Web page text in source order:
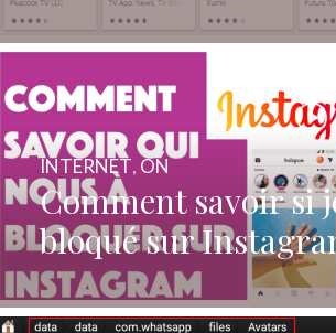
Comment savoir si
bloqué sur
INTERNET, ON